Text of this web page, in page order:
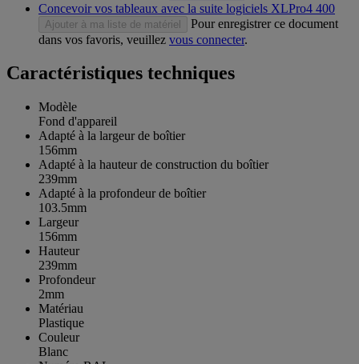
Concevoir vos tableaux avec la suite logiciels XLPro4 400
Ajouter à ma liste de matériel
Pour enregistrer ce document
dans vos favoris, veuillez vous connecter.
Caractéristiques techniques
Modèle
Fond d'appareil
Adapté à la largeur de boîtier
156mm
Adapté à la hauteur de construction du boîtier
239mm
Adapté à la profondeur de boîtier
103.5mm
Largeur
156mm
Hauteur
239mm
Profondeur
2mm
Matériau
Plastique
Couleur
Blanc